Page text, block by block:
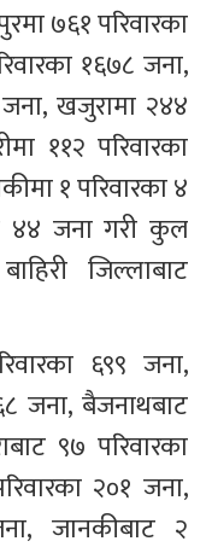
७६१ परिवारका
१६७८ जना,
खजुरामा २४४
११२ परिवारका
१ परिवारका ४
४४ जना गरी कुल
जिल्लाबाट
६९९ जना,
जना, बैजनाथबाट
९७ परिवारका
२०१ जना,
जानकीबाट २